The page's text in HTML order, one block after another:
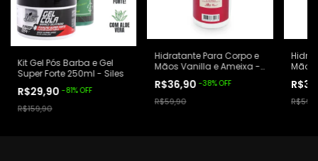
Kit Gel Pós Barba e Gel
Super Forte 250ml - Siles
R$29,90-81%OFF
R$159,90
Hidratante Para Corpo e
Mãos Vanilla e Ameixa -
R$36,90-38%OFF
R$59,90
Mãos